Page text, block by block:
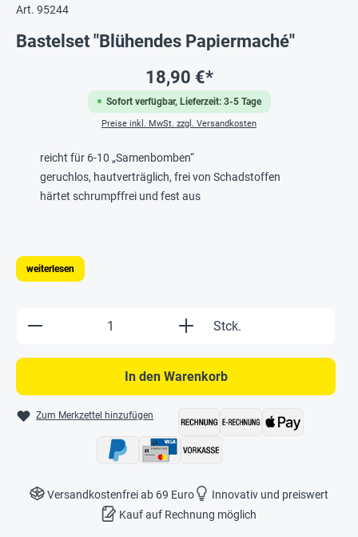
Art. 95244
Bastelset "Blühendes Papiermaché"
Sofort verfügbar, Lieferzeit: 3-5 Tage
18,90 €*
Preise inkl. MwSt. zzgl. Versandkosten
reicht für 6-10 „Samenbomben“
geruchlos, hautverträglich, frei von Schadstoffen
härtet schrumpffrei und fest aus
weiterlesen
Produkt Anzahl: Gib den gewünschten
Stck.
In den Warenkorb
Zum Merkzettel hinzufügen
Versandkostenfrei ab 69 Euro
Innovativ und preiswert
Kauf auf Rechnung möglich